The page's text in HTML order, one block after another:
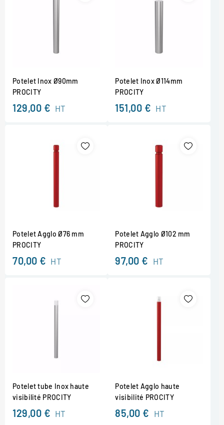
Potelet Inox Ø90mm
PROCITY
129,00 € HT
Potelet Inox Ø114mm
PROCITY
151,00 € HT
Potelet Agglo Ø76 mm
PROCITY
70,00 € HT
Potelet Agglo Ø102 mm
PROCITY
97,00 € HT
Potelet tube Inox haute
visibilité PROCITY
129,00 € HT
Potelet Agglo haute
visibilité PROCITY
85,00 € HT